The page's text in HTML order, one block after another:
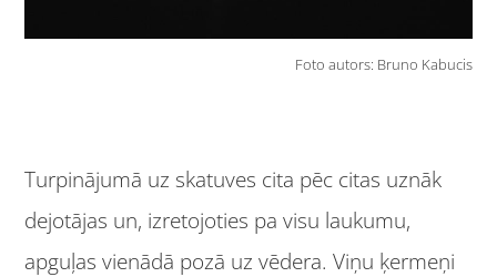
Foto autors: Bruno Kabucis
Turpinājumā uz skatuves cita pēc citas uznāk
dejotājas un, izretojoties pa visu laukumu,
apguļas vienādā pozā uz vēdera. Viņu ķermeņi